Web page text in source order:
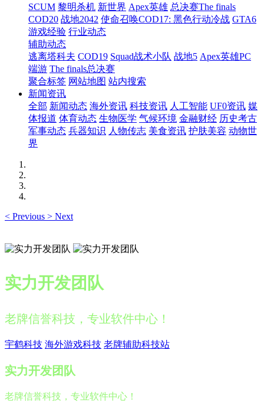
SCUM 黎明杀机 新世界 Apex英雄 总决赛The finals
COD20 战地2042 使命召唤COD17: 黑色行动冷战 GTA6
游戏经验 行业动态
辅助动态
逃离塔科夫 COD19 Squad战术小队 战地5 Apex英雄PC
端游 The finals总决赛
聚合标签 网站地图 站内搜索
新闻资讯
全部 新闻动态 海外资讯 科技资讯 人工智能 UF0资讯 媒
体报道 体育动态 生物医学 气候环境 金融财经 历史考古
军事动态 兵器知识 人物传志 美食资讯 护肤美容 动物世
界
< Previous > Next
实力开发团队
老牌信誉科技，专业软件中心！
宇鹤科技 海外游戏科技 老牌辅助科技站
实力开发团队
老牌信誉科技，专业软件中心！